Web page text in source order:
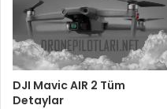
DJI Mavic AIR 2 Tüm
Detaylar